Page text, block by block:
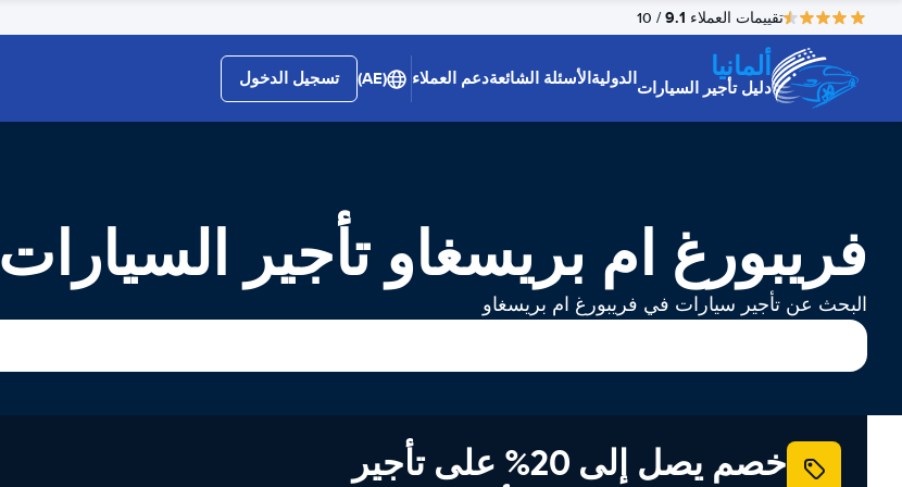
تقييمات العملاء 9.1
/ 10
ألمانيا
دليل تأجير السياراتالدوليةالأسئلة الشائعةدعم العملاء (AE) تسجيل الدخول
فريبورغ ام بريسغاو تأجير السيارات
البحث عن تأجير سيارات في فريبورغ ام بريسغاو
خصم يصل إلى 20% على تأجير